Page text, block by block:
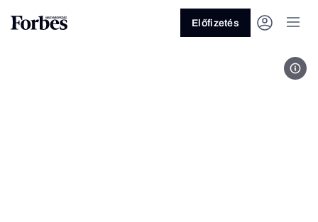
Előfizetés